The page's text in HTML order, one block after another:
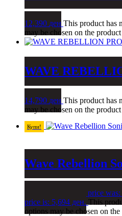
12,390 ден This product has
may be chosen on the
WAVE
14,790 ден This product has
may be chosen on the
Купи!
Wave Rebellion
Original price
price is: 5,694 ден. This
options may be chosen on